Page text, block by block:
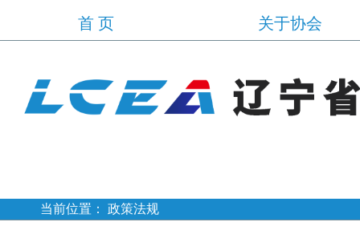
首 页 关于协会
当前位置： 政策法规